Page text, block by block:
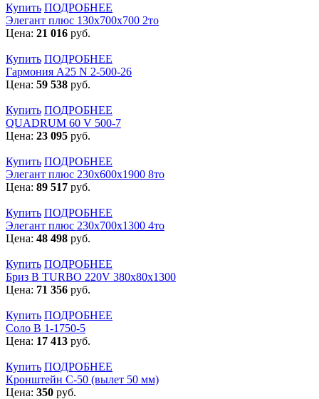
Купить ПОДРОБНЕЕ
Элегант плюс 130x700x700 2то
Цена: 21 016 руб.
Купить ПОДРОБНЕЕ
Гармония А25 N 2-500-26
Цена: 59 538 руб.
Купить ПОДРОБНЕЕ
QUADRUM 60 V 500-7
Цена: 23 095 руб.
Купить ПОДРОБНЕЕ
Элегант плюс 230x600x1900 8то
Цена: 89 517 руб.
Купить ПОДРОБНЕЕ
Элегант плюс 230x700x1300 4то
Цена: 48 498 руб.
Купить ПОДРОБНЕЕ
Бриз В TURBO 220V 380х80х1300
Цена: 71 356 руб.
Купить ПОДРОБНЕЕ
Соло В 1-1750-5
Цена: 17 413 руб.
Купить ПОДРОБНЕЕ
Кронштейн С-50 (вылет 50 мм)
Цена: 350 руб.